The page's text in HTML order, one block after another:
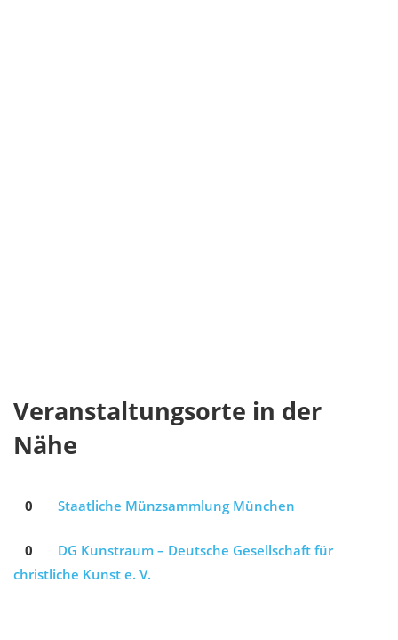
Veranstaltungsorte in der
Nähe
0 Staatliche Münzsammlung München
0
DG Kunstraum – Deutsche Gesellschaft für
christliche Kunst e. V.